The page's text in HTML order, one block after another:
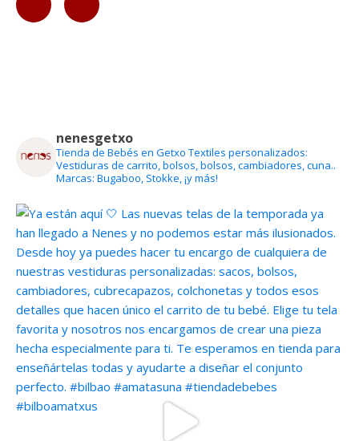
nenesgetxo
Tienda de Bebés en Getxo Textiles personalizados:
Vestiduras de carrito, bolsos, bolsos, cambiadores, cuna..
Marcas: Bugaboo, Stokke, ¡y más!